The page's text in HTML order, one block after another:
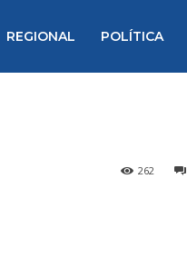
REGIONAL POLÍTICA
262